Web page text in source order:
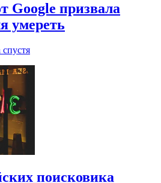
Google призвала
умереть
спустя
поисковика